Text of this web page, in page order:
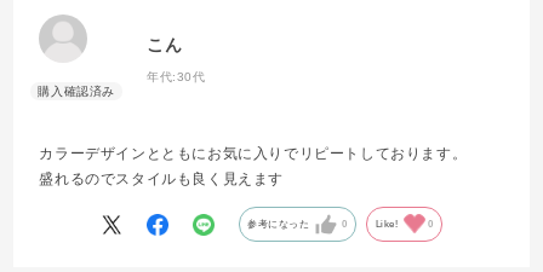
こん
年代:30代
カラーデザインとともにお気に入りでリピートしております。
盛れるのでスタイルも良く見えます
参考になった 0 Like! 0